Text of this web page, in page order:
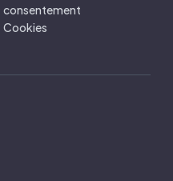
consentement
Cookies